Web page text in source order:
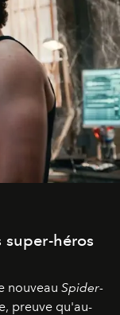
héros
nouveau Spider-
preuve qu'au-